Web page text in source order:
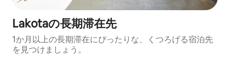
Lakotaの長期滞在先
1か月以上の長期滞在にぴったりな、くつろげる宿泊先
を見つけましょう。